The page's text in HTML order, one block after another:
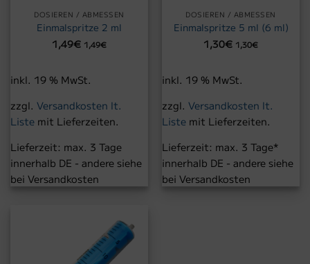
DOSIEREN / ABMESSEN
Einmalspritze 2 ml
1,49€ 1,49€
inkl. 19 % MwSt.
zzgl. Versandkosten lt.
Listemit Lieferzeiten.
Lieferzeit: max. 3 Tage
innerhalb DE - andere siehe
bei Versandkosten
DOSIEREN / ABMESSEN
Einmalspritze 5 ml (6 ml)
1,30€ 1,30€
inkl. 19 % MwSt.
zzgl. Versandkosten lt.
Listemit Lieferzeiten.
Lieferzeit: max. 3 Tage*
innerhalb DE - andere siehe
bei Versandkosten